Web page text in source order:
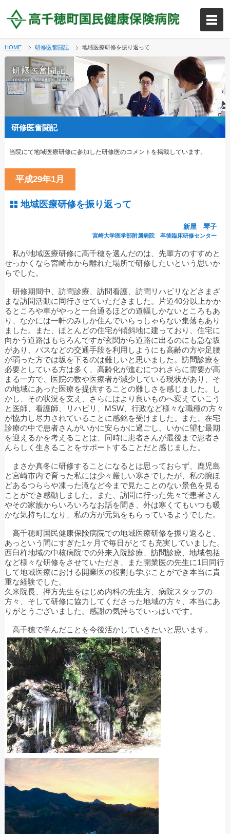
HOME 研修医奮闘記 地域医療研修を振り返って
研修医奮闘記
当院にて地域医療研修に参加した研修医のコメントを掲載しています。
平成29年1月
地域医療研修を振り返って
新屋 琴子
宮崎大学医学部附属病院 卒後臨床研修センター
私が地域医療研修に高千穂を選んだのは、先輩方のすすめと
せっかくなら宮崎市から離れた場所で研修したいという思いか
らでした。
研修期間中、訪問診療、訪問看護、訪問リハビリなどさまざ
まな訪問活動に同行させていただきました。片道40分以上かか
るところや車がやっと一台通るほどの道幅しかないところもあ
り、なかには一軒のみしか住んでいらっしゃらない集落もあり
ました。また、ほとんどの住宅が傾斜地に建っており、住宅に
向かう道路はもちろんですが玄関から道路に出るのにも急な坂
があり、バスなどの交通手段を利用しようにも高齢の方や足腰
が弱った方では坂を下るのは難しいと思いました。訪問診療を
必要としている方は多く、高齢化が進むにつれさらに需要が高
まる一方で、医院の数や医療者が減少している現状があり、そ
の地域にあった医療を提供することの難しさを感じました。し
かし、その状況を支え、さらにはより良いものへ変えていこう
と医師、看護師、リハビリ、MSW、行政など様々な職種の方々
が協力し尽力されていることに感銘を受けました。また、在宅
診療の中で患者さんがいかに安らかに過ごし、いかに望む最期
を迎えるかを考えることは、同時に患者さんが最後まで患者さ
んらしく生きることをサポートすることだと感じました。
まさか真冬に研修することになるとは思っておらず、鹿児島
と宮崎市内で育った私には少々厳しい寒さでしたが、私の腕ほ
どあるつららや凍った滝など今まで見たことのない景色を見る
ことができ感動しました。また、訪問に行った先々で患者さん
やその家族からいろいろなお話を聞き、外は寒くてもいつも暖
かな気持ちになり、私の方が元気をもらっているようでした。
高千穂町国民健康保険病院での地域医療研修を振り返ると、
あっという間にすぎた1ヶ月で毎日がとても充実していました。
西臼杵地域の中核病院での外来入院診療、訪問診療、地域包括
など様々な研修をさせていただき、また開業医の先生に1日同行
して地域医療における開業医の役割も学ぶことができ本当に貴
重な経験でした。
久米院長、押方先生をはじめ内科の先生方、病院スタッフの
方々、そして研修に協力してくださった地域の方々、本当にあ
りがとうございました。感謝の気持ちでいっぱいです。
高千穂で学んだことを今後活かしていきたいと思います。